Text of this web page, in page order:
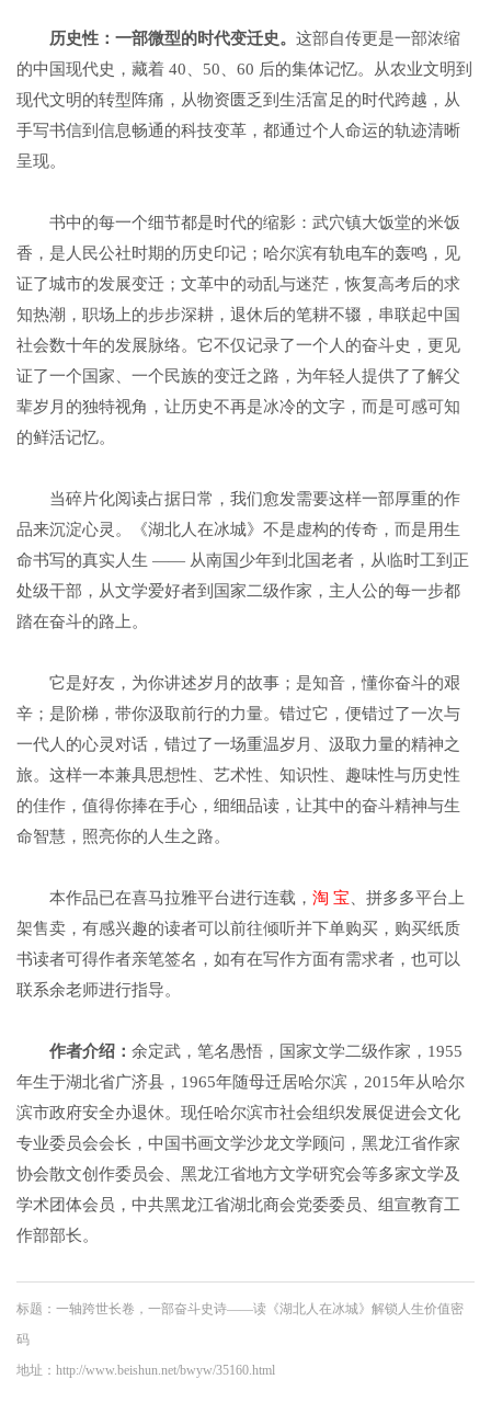
历史性：一部微型的时代变迁史。 这部自传更是一部浓缩
的中国现代史，藏着 40、50、60 后的集体记忆。从农业文明到
现代文明的转型阵痛，从物资匮乏到生活富足的时代跨越，从
手写书信到信息畅通的科技变革，都通过个人命运的轨迹清晰
呈现。
书中的每一个细节都是时代的缩影：武穴镇大饭堂的米饭
香，是人民公社时期的历史印记；哈尔滨有轨电车的轰鸣，见
证了城市的发展变迁；文革中的动乱与迷茫，恢复高考后的求
知热潮，职场上的步步深耕，退休后的笔耕不辍，串联起中国
社会数十年的发展脉络。它不仅记录了一个人的奋斗史，更见
证了一个国家、一个民族的变迁之路，为年轻人提供了了解父
辈岁月的独特视角，让历史不再是冰冷的文字，而是可感可知
的鲜活记忆。
当碎片化阅读占据日常，我们愈发需要这样一部厚重的作
品来沉淀心灵。《湖北人在冰城》不是虚构的传奇，而是用生
命书写的真实人生 —— 从南国少年到北国老者，从临时工到正
处级干部，从文学爱好者到国家二级作家，主人公的每一步都
踏在奋斗的路上。
它是好友，为你讲述岁月的故事；是知音，懂你奋斗的艰
辛；是阶梯，带你汲取前行的力量。错过它，便错过了一次与
一代人的心灵对话，错过了一场重温岁月、汲取力量的精神之
旅。这样一本兼具思想性、艺术性、知识性、趣味性与历史性
的佳作，值得你捧在手心，细细品读，让其中的奋斗精神与生
命智慧，照亮你的人生之路。
本作品已在喜马拉雅平台进行连载， 淘 宝 、拼多多平台上
架售卖，有感兴趣的读者可以前往倾听并下单购买，购买纸质
书读者可得作者亲笔签名，如有在写作方面有需求者，也可以
联系余老师进行指导。
作者介绍： 余定武，笔名愚悟，国家文学二级作家，1955
年生于湖北省广济县，1965年随母迁居哈尔滨，2015年从哈尔
滨市政府安全办退休。现任哈尔滨市社会组织发展促进会文化
专业委员会会长，中国书画文学沙龙文学顾问，黑龙江省作家
协会散文创作委员会、黑龙江省地方文学研究会等多家文学及
学术团体会员，中共黑龙江省湖北商会党委委员、组宣教育工
作部部长。
标题：一轴跨世长卷，一部奋斗史诗——读《湖北人在冰城》解锁人生价值密
码
地址：http://www.beishun.net/bwyw/35160.html